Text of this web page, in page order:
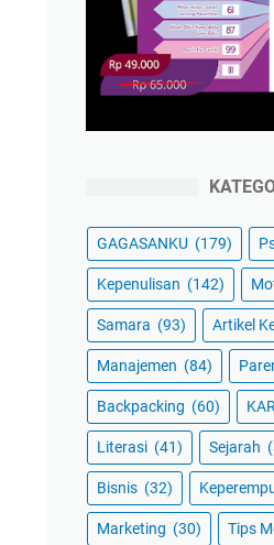
GAGASANKU (179)
Kepenulisan (142)
Samara (93) Artikel
Manajemen (84)
Backpacking (60)
Literasi (41) Sejarah
Bisnis (32)
Marketing (30) Tips